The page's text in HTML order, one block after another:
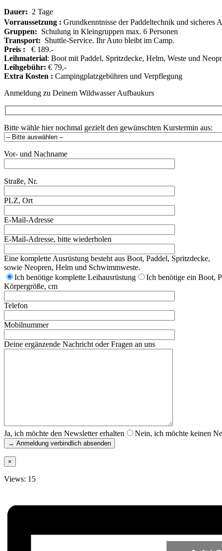
Dauer: 2 Tage
Vorraussetzung : Grundkenntnisse der Paddeltechnik und
Gruppen: Schulung in Kleingruppen max. 6 Personen
Transport: Shuttle-Service. Ihr Auto bleibt im Camp.
Preis : € 189.-
Leihmaterial: Boot mit Paddel, Spritzdecke, Helm, Weste und
Leihgebühr: € 79,-
Extra Kosten : Campingplatzgebühren und Verpflegung
Anmeldung zu Deinem Wildwasser Aufbaukurs
Bitte wähle hier nochmal gezielt den gewünschten Kurstermin aus:
Vor- und Nachname
Straße, Nr.
PLZ, Ort
E-Mail-Adresse
E-Mail-Adresse, bitte wiederholen
Eine komplette Ausrüstung besteht aus Boot, Paddel, Spritzdecke,
sowie Neopren, Helm und Schwimmweste.
Ich benötige komplette Leihausrüstung
Ich benötige ein Boot,
Körpergröße, cm
Telefon
Mobilnummer
Deine ergänzende Nachricht oder Fragen an uns
Ja, ich möchte den Newsletter erhalten Nein, ich möchte keinen
×
Views: 15